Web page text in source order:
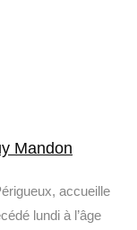
Mandon
accueille
lundi à l’âge